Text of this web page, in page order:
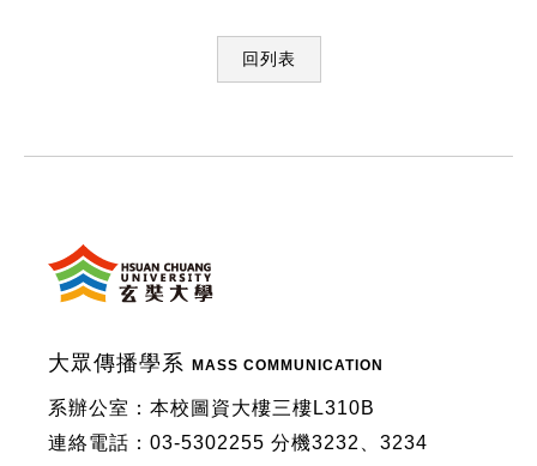
回列表
大眾傳播學系 MASS COMMUNICATION
系辦公室：本校圖資大樓三樓L310B
連絡電話：03-5302255 分機3232、3234